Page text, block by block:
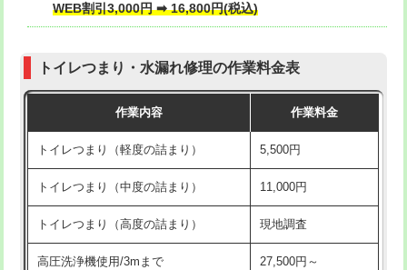
WEB割引3,000円 ➡ 16,800円(税込)
トイレつまり・水漏れ修理の作業料金表
作業内容 作業料金
トイレつまり（軽度の詰まり） 5,500円
トイレつまり（中度の詰まり） 11,000円
トイレつまり（高度の詰まり） 現地調査
高圧洗浄機使用/3mまで
27,500円～